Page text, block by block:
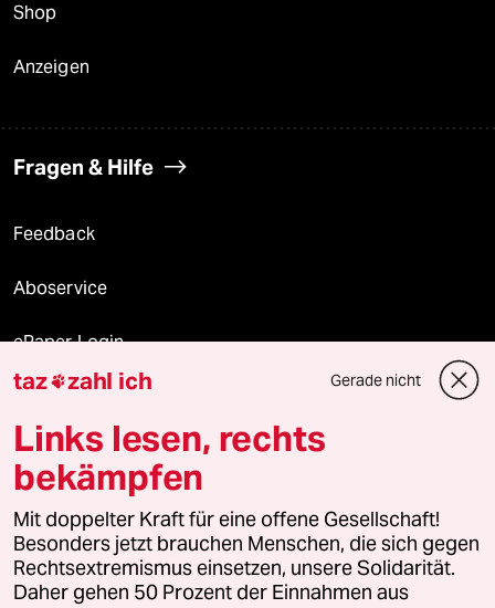
Shop
Anzeigen
Fragen & Hilfe
Feedback
Aboservice
ePaper Login
Downloads für Abonnierende
© 2026 taz Verlags und Vertriebs GmbH
Alle Rechte vorbehalten. Bei rechtlichen Fragen oder für Genehmigungen
wenden Sie sich bitte an
lizenzen@taz.de
Feedback Redaktionsstatut Kommune-Richtlinien
taz zahl ich Gerade nicht
Links lesen, rechts
bekämpfen
Mit doppelter Kraft für eine offene Gesellschaft!
Besonders jetzt brauchen Menschen, die sich gegen
Rechtsextremismus einsetzen, unsere Solidarität.
Daher gehen 50 Prozent der Einnahmen aus